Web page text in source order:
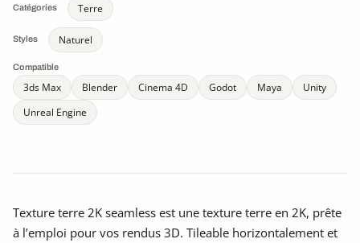
Catégories Terre
Styles Naturel
Compatible
3ds Max Blender Cinema 4D Godot Maya
Unity
Unreal Engine
Texture terre 2K seamless est une texture terre en 2K, prête
à l’emploi pour vos rendus 3D. Tileable horizontalement et